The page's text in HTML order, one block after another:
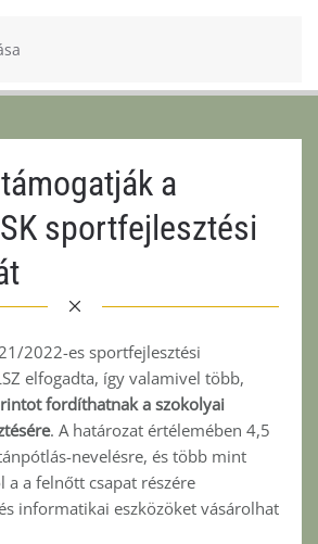
a
sportfejlesztési
2022-es sportfejlesztési
elfogadta, így valamivel több,
fordíthatnak a szokolyai
. A határozat értélemében 4,5
nevelésre, és több mint
a felnőtt csapat részére
informatikai eszközöket vásárolhat